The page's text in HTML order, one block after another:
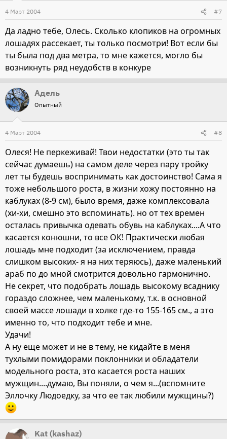
4 Март 2004 #7
Да ладно тебе, Олесь. Сколько клопиков на огромных
лошадях рассекает, ты только посмотри! Вот если бы
ты была под два метра, то мне кажется, могло бы
возникнуть ряд неудобств в конкуре
Адель
Опытный
4 Март 2004 #8
Олеся! Не перкеживай! Твои недостатки (это ты так
сейчас думаешь) на самом деле через пару тройку
лет ты будешь воспринимать как достоинство! Сама я
тоже небольшого роста, в жизни хожу постоянно на
каблуках (8-9 см), было время, даже комплексовала
(хи-хи, смешно это вспоминать). но от тех времен
осталась привычка одевать обувь на каблуках....А что
касается конюшни, то все ОК! Практически любая
лошадь мне подходит (за исключением, правда
слишком высоких- я на них теряюсь), даже маленький
араб по до мной смотрится довольно гармонично.
Не секрет, что подобрать лошадь высокому всаднику
гораздо сложнее, чем маленькому, т.к. в основной
своей массе лошади в холке где-то 155-165 см., а это
именно то, что подходит тебе и мне.
Удачи!
А ну еще может и не в тему, не кидайте в меня
тухлыми помидорами поклонники и обладатели
модельного роста, это касается роста наших
мужщин....думаю, Вы поняли, о чем я...(вспомните
Эллочку Людоедку, за что ее так любили мужщины?)
Kat (kashaz)